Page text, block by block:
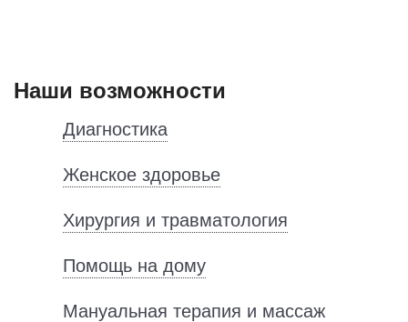
Наши возможности
Диагностика
Женское здоровье
Хирургия и травматология
Помощь на дому
Мануальная терапия и массаж